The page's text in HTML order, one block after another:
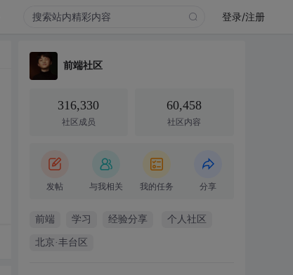
登录/注册
前端社区
316,330
社区成员
60,458
社区内容
发帖 与我相关 我的任务 分享
前端 学习 经验分享 个人社区
北京·丰台区